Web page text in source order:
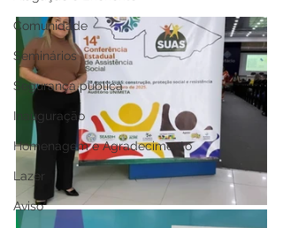
Comunidade
Seminários
Segurança pública
Inauguração
Homenagem e Agradecimento
Lazer
Aviso